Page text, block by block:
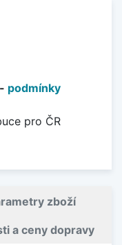
podmínky
pro ČR
zboží
a ceny dopravy